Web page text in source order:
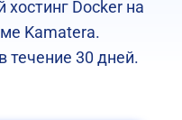
Docker на
Kamatera.
течение 30 дней.